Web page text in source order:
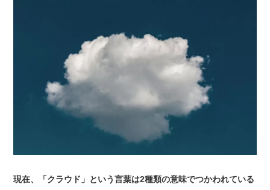
現在、「クラウド」という言葉は2種類の意味でつかわれている